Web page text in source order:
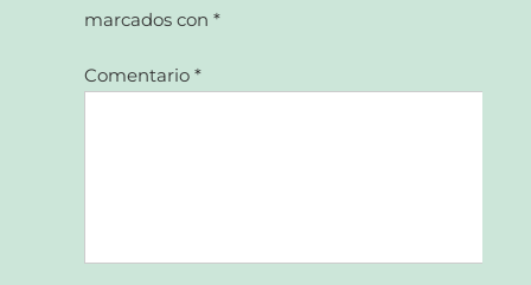
marcados con*
Comentario*